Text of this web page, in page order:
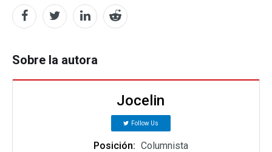
Sobre la autora
Jocelin
Follow Us
Posición: Columnista